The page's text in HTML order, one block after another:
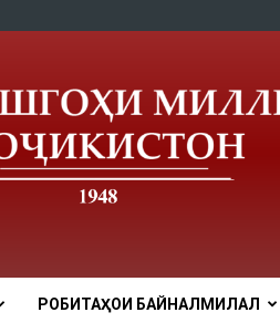
РОБИТАҲОИ БАЙНАЛМИЛАЛӢ